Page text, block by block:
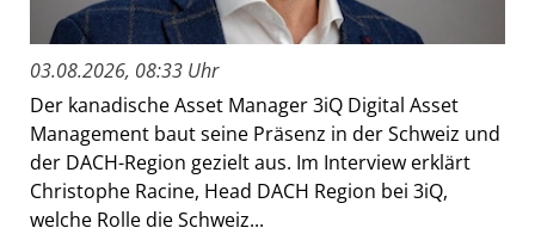
03.08.2026, 08:33 Uhr
Der kanadische Asset Manager 3iQ Digital Asset
Management baut seine Präsenz in der Schweiz und
der DACH-Region gezielt aus. Im Interview erklärt
Christophe Racine, Head DACH Region bei 3iQ,
welche Rolle die Schweiz...